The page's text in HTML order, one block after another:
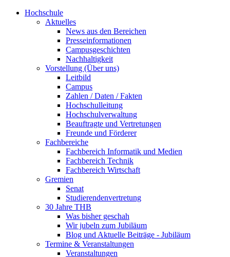
Hochschule
Aktuelles
News aus den Bereichen
Presseinformationen
Campusgeschichten
Nachhaltigkeit
Vorstellung (Über uns)
Leitbild
Campus
Zahlen / Daten / Fakten
Hochschulleitung
Hochschulverwaltung
Beauftragte und Vertretungen
Freunde und Förderer
Fachbereiche
Fachbereich Informatik und Medien
Fachbereich Technik
Fachbereich Wirtschaft
Gremien
Senat
Studierendenvertretung
30 Jahre THB
Was bisher geschah
Wir jubeln zum Jubiläum
Blog und Aktuelle Beiträge - Jubiläum
Termine & Veranstaltungen
Veranstaltungen